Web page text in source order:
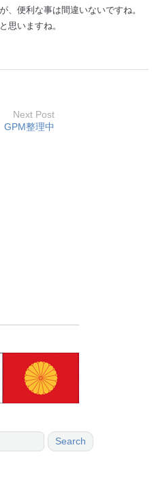
、便利な事は間違いないですね。
思いますね。
Next Post
GPM整理中